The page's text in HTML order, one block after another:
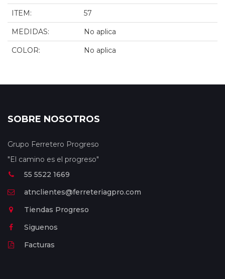
ITEM: 57
MEDIDAS: No aplica
COLOR: No aplica
SOBRE NOSOTROS
Grupo Ferretero Progreso
"El camino es el progreso"
55 5522 1669
atnclientes@ferreteriagpro.com
Tiendas Progreso
Siguenos
Facturas